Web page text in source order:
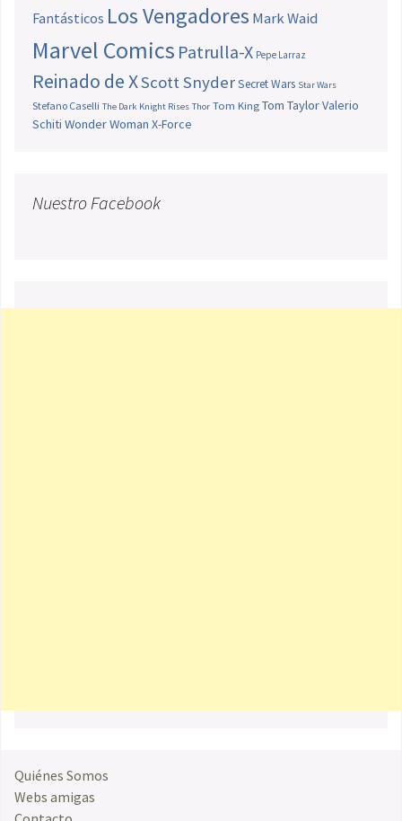
Fantásticos Los Vengadores Mark Waid
Marvel Comics Patrulla-X Pepe Larraz
Reinado de XScott SnyderSecret Wars Star Wars
Stefano Caselli The Dark Knight Rises Thor Tom King Tom TaylorValerio
Schiti Wonder Woman X-Force
Nuestro Facebook
Quiénes Somos
Webs amigas